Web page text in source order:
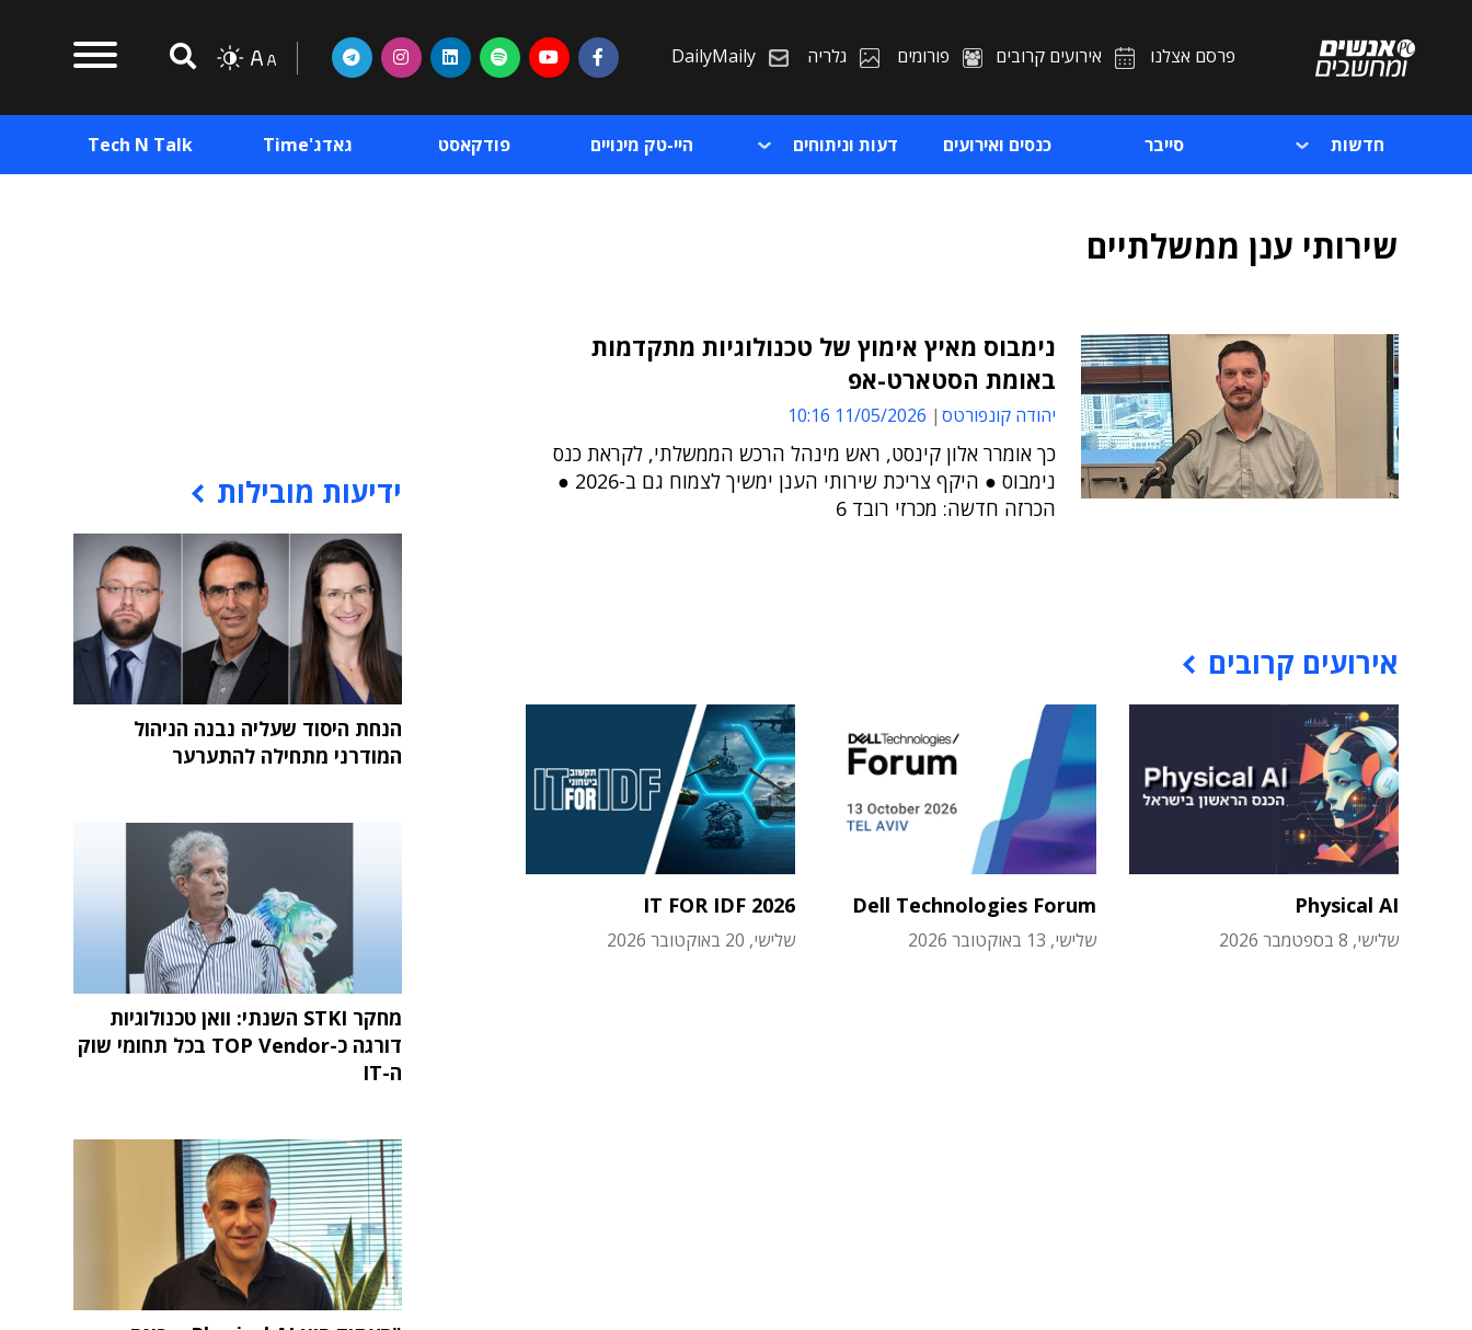
פרסם אצלנו אירועים קרובים פורומים גלריה DailyMaily
חדשות סייבר כנסים ואירועים דעות וניתוחים היי-טק מינויים פודקאסט גאדג'Time Tech N Talk
שירותי ענן ממשלתיים
נימבוס מאיץ אימוץ של טכנולוגיות מתקדמות
באומת הסטארט-אפ
יהודה קונפורטס 11/05/2026 10:16
כך אומרר אלון קינסט, ראש מינהל הרכש הממשלתי, לקראת כנס
נימבוס ● היקף צריכת שירותי הענן ימשיך לצמוח גם ב-2026 ●
הכרזה חדשה: מכרזי רובד 6
אירועים קרובים
Physical AI
שלישי, 8 בספטמבר 2026
Dell Technologies Forum
שלישי, 13 באוקטובר 2026
IT FOR IDF 2026
שלישי, 20 באוקטובר 2026
ידיעות מובילות
הנחת היסוד שעליה נבנה הניהול
המודרני מתחילה להתערער
מחקר STKI השנתי: וואן טכנולוגיות
דורגה כ-TOP Vendor בכל תחומי שוק
ה-IT